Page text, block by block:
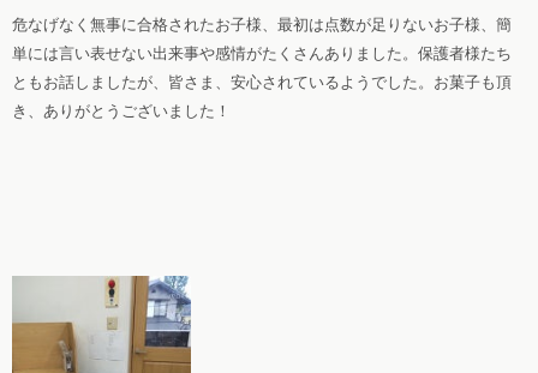
危なげなく無事に合格されたお子様、最初は点数が足りないお子様、簡
単には言い表せない出来事や感情がたくさんありました。保護者様たち
ともお話しましたが、皆さま、安心されているようでした。お菓子も頂
き、ありがとうございました！